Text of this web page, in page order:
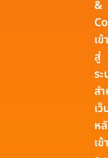
&
เข้า
สู่
ร
ส
เ
ห
เข้